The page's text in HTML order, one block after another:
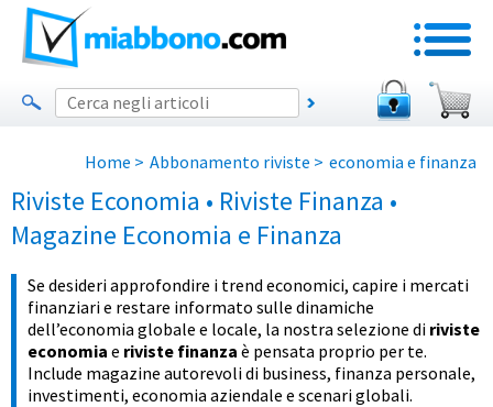
Home > Abbonamento riviste > economia e finanza
Riviste Economia • Riviste Finanza •
Magazine Economia e Finanza
Se desideri approfondire i trend economici, capire i mercati
finanziari e restare informato sulle dinamiche
dell’economia globale e locale, la nostra selezione di riviste
economia e riviste finanza è pensata proprio per te.
Include magazine autorevoli di business, finanza personale,
investimenti, economia aziendale e scenari globali.